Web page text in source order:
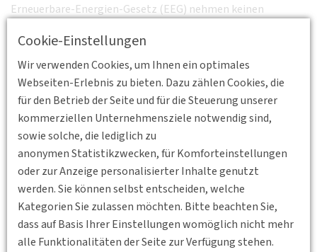
Cookie-Einstellungen
Wir verwenden Cookies, um Ihnen ein optimales
Webseiten-Erlebnis zu bieten. Dazu zählen Cookies, die
für den Betrieb der Seite und für die Steuerung unserer
kommerziellen Unternehmensziele notwendig sind,
sowie solche, die lediglich zu
anonymen Statistikzwecken, für Komforteinstellungen
oder zur Anzeige personalisierter Inhalte genutzt
werden. Sie können selbst entscheiden, welche
Kategorien Sie zulassen möchten. Bitte beachten Sie,
dass auf Basis Ihrer Einstellungen womöglich nicht mehr
alle Funktionalitäten der Seite zur Verfügung stehen.
Erneuerbare-Energien-Gesetz (EEG) nehmen keinen
diese „Befreiung“ von der EEG-Umlage als
wettbewerbsverzerrend an. Die DB Fernverkehr AG gilt mit
jährlich ca. 2,5 Terawatt als einer der größten
Stromverbraucher in Deutschland. Nicht zuletzt hierdurch
wird die ökologische stetig mehr auch zur ökonomischen
Herausforderung im Fernverkehr, generell in der
Mobilitätsbranche sowie für deren Nutzer.
Zentrale Fragen des Diskurses sind:
Wie effizient setzt die DB Fernverkehr AG ihren Bahnstrom
ein?
Was wird aktuell unternommen, um noch